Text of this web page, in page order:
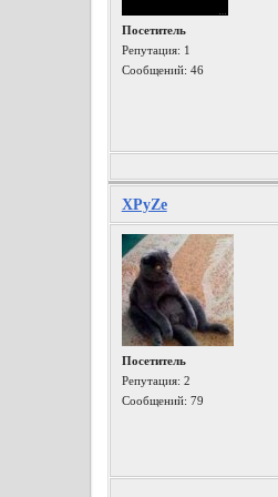
Посетитель
Репутация: 1
Сообщений: 46
XPyZe
Посетитель
Репутация: 2
Сообщений: 79